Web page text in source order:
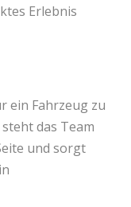
Erlebnis
ein Fahrzeug zu
das Team
und sorgt